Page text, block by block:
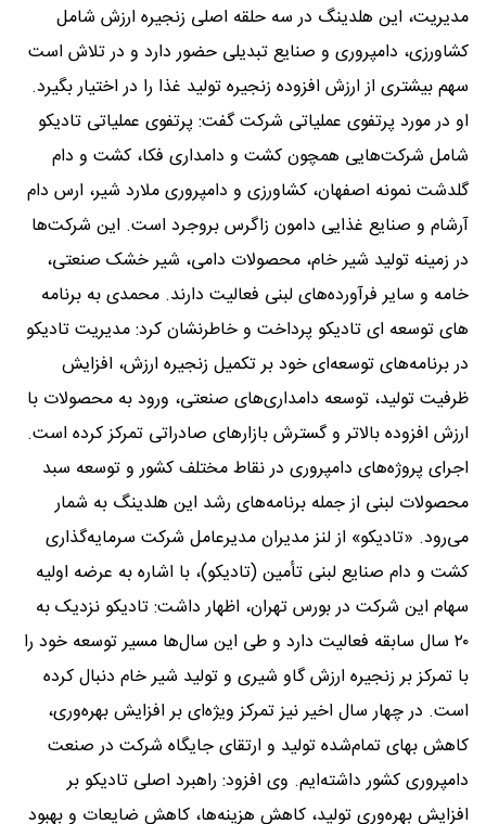
مدیریت، این هلدینگ در سه حلقه اصلی زنجیره ارزش شامل
کشاورزی، دامپروری و صنایع تبدیلی حضور دارد و در تلاش است
سهم بیشتری از ارزش افزوده زنجیره تولید غذا را در اختیار بگیرد.
او در مورد پرتفوی عملیاتی شرکت گفت: پرتفوی عملیاتی تادیکو
شامل شرکت‌هایی همچون کشت و دامداری فکا، کشت و دام
گلدشت نمونه اصفهان، کشاورزی و دامپروری ملارد شیر، ارس دام
آرشام و صنایع غذایی دامون زاگرس بروجرد است. این شرکت‌ها
در زمینه تولید شیر خام، محصولات دامی، شیر خشک صنعتی،
خامه و سایر فرآورده‌های لبنی فعالیت دارند. محمدی به برنامه
های توسعه ای تادیکو پرداخت و خاطرنشان کرد: مدیریت تادیکو
در برنامه‌های توسعه‌ای خود بر تکمیل زنجیره ارزش، افزایش
ظرفیت تولید، توسعه دامداری‌های صنعتی، ورود به محصولات با
ارزش افزوده بالاتر و گسترش بازارهای صادراتی تمرکز کرده است.
اجرای پروژه‌های دامپروری در نقاط مختلف کشور و توسعه سبد
محصولات لبنی از جمله برنامه‌های رشد این هلدینگ به شمار
می‌رود. «تادیکو» از لنز مدیران مدیرعامل شرکت سرمایه‌گذاری
کشت و دام صنایع لبنی تأمین (تادیکو)، با اشاره به عرضه اولیه
سهام این شرکت در بورس تهران، اظهار داشت: تادیکو نزدیک به
۲۰ سال سابقه فعالیت دارد و طی این سال‌ها مسیر توسعه خود را
با تمرکز بر زنجیره ارزش گاو شیری و تولید شیر خام دنبال کرده
است. در چهار سال اخیر نیز تمرکز ویژه‌ای بر افزایش بهره‌وری،
کاهش بهای تمام‌شده تولید و ارتقای جایگاه شرکت در صنعت
دامپروری کشور داشته‌ایم. وی افزود: راهبرد اصلی تادیکو بر
افزایش بهره‌وری تولید، کاهش هزینه‌ها، کاهش ضایعات و بهبود